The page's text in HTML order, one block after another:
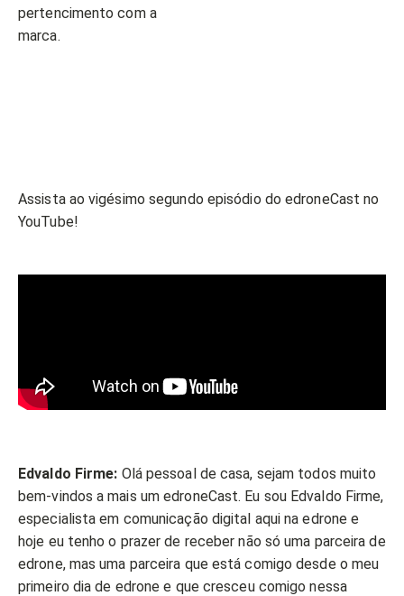
pertencimento com a
marca.
Assista ao vigésimo segundo episódio do edroneCast no
YouTube!
Edvaldo Firme: Olá pessoal de casa, sejam todos muito
bem-vindos a mais um edroneCast. Eu sou Edvaldo Firme,
especialista em comunicação digital aqui na edrone e
hoje eu tenho o prazer de receber não só uma parceira de
edrone, mas uma parceira que está comigo desde o meu
primeiro dia de edrone e que cresceu comigo nessa